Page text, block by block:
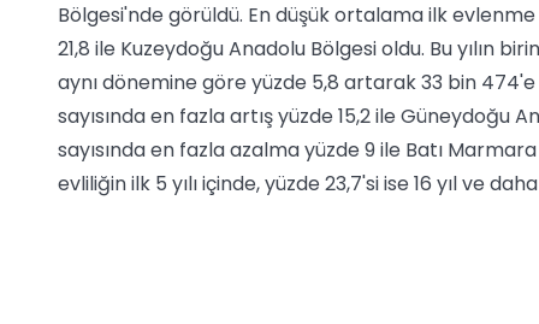
Bölgesi'nde görüldü. En düşük ortalama ilk
21,8 ile Kuzeydoğu Anadolu Bölgesi oldu. Bu yılın
aynı dönemine göre yüzde 5,8 artarak 33 bin 474'e
sayısında en fazla artış yüzde 15,2 ile Güneydoğu
sayısında en fazla azalma yüzde 9 ile Batı
evliliğin ilk 5 yılı içinde, yüzde 23,7'si ise 16 yıl ve